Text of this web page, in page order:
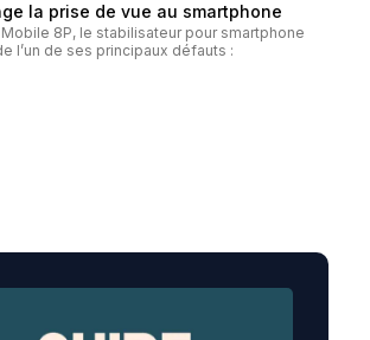
la prise de vue au smartphone
8P, le stabilisateur pour smartphone
l’un de ses principaux défauts :